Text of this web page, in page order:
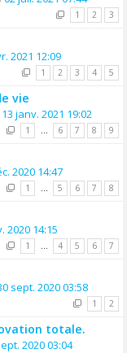
1 2 3
2021 12:09
1 2 3 4 5
vie
13 janv. 2021 19:02
1 … 6 7 8 9
2020 14:47
1 … 5 6 7 8
2020 14:15
1 … 4 5 6 7
sept. 2020 03:58
1 2
totale.
2020 03:04